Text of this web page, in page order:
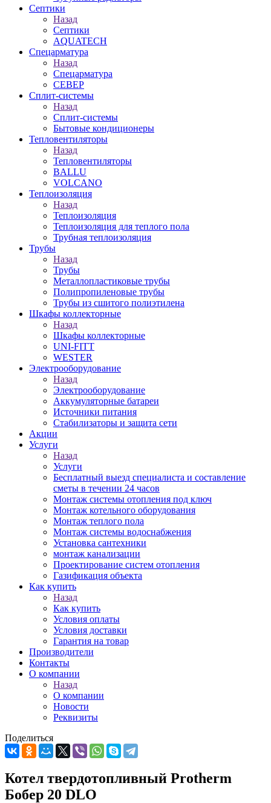
Септики
Назад
Септики
AQUATECH
Спецарматура
Назад
Спецарматура
СЕВЕР
Сплит-системы
Назад
Сплит-системы
Бытовые кондиционеры
Тепловентиляторы
Назад
Тепловентиляторы
BALLU
VOLCANO
Теплоизоляция
Назад
Теплоизоляция
Теплоизоляция для теплого пола
Трубная теплоизоляция
Трубы
Назад
Трубы
Металлопластиковые трубы
Полипропиленовые трубы
Трубы из сшитого полиэтилена
Шкафы коллекторные
Назад
Шкафы коллекторные
UNI-FITT
WESTER
Электрооборудование
Назад
Электрооборудование
Аккумуляторные батареи
Источники питания
Стабилизаторы и защита сети
Акции
Услуги
Назад
Услуги
Бесплатный выезд специалиста и составление
сметы в течении 24 часов
Монтаж системы отопления под ключ
Монтаж котельного оборудования
Монтаж теплого пола
Монтаж системы водоснабжения
Установка сантехники
монтаж канализации
Проектирование систем отопления
Газификация объекта
Как купить
Назад
Как купить
Условия оплаты
Условия доставки
Гарантия на товар
Производители
Контакты
О компании
Назад
О компании
Новости
Реквизиты
Поделиться
Котел твердотопливный Protherm
Бобер 20 DLO